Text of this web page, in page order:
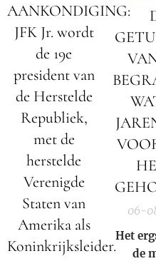
AANKONDIGING:
JFK Jr. wordt
de 19e
president van
de Herstelde
Republiek,
met de
herstelde
Verenigde
Staten van
Amerika als
Koninkrijksleider.
06-
Het
de